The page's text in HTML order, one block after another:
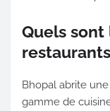
Quels
Bhopal abrite
gamme de